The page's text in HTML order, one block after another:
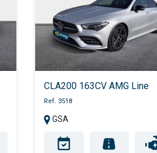
CLA200 163CV AMG Line
Ref. 3518
GSA